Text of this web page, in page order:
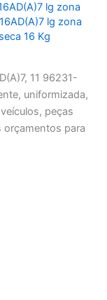
lg zona
lg zona
16 Kg
11 96231-
uniformizada,
peças
orçamentos para